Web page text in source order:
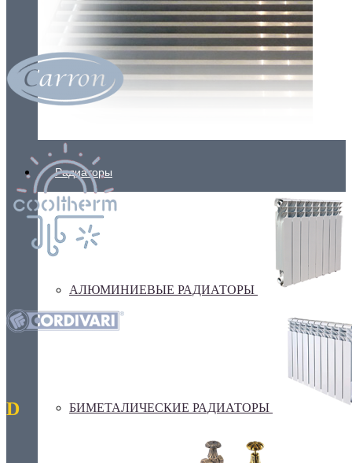
Радиаторы
АЛЮМИНИЕВЫЕ РАДИАТОРЫ
БИМЕТАЛИЧЕСКИЕ РАДИАТОРЫ
D